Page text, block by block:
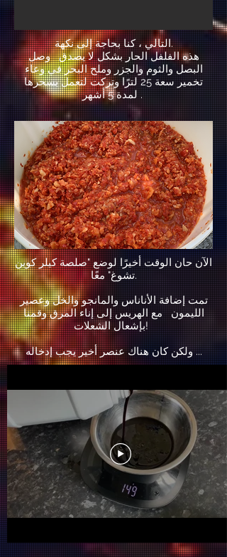
التالي​ ، كنا بحاجة إلى نكهة.
هذه الفلفل الحار بشكل لا يصدق وصل
البصل والثوم والجزر وملح البحر في وعاء
تخمير سعة 25 لترًا وتركت لتعمل بسحرها
لمدة 5 أشهر .
الآن حان الوقت أخيرًا لوضع "صلصة كيلر كوين
تشوغ" معًا.
تمت إضافة الأناناس والمانجو والخل وعصير
الليمون مع الهريس إلى إناء المرق وقمنا
بإشعال الشعلات!
ولكن كان هناك عنصر أخير يجب إدخاله ...